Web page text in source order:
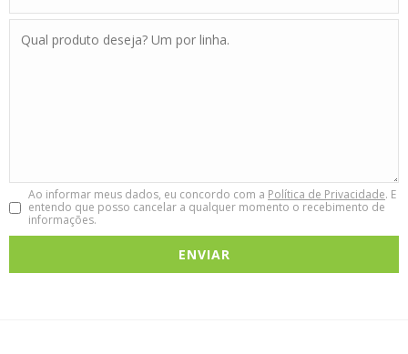
Ao informar meus dados, eu concordo com a Política de Privacidade. E
entendo que posso cancelar a qualquer momento o recebimento de
informações.